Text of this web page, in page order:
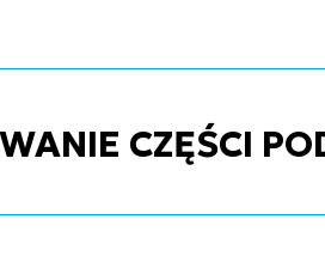
CZĘŚCI